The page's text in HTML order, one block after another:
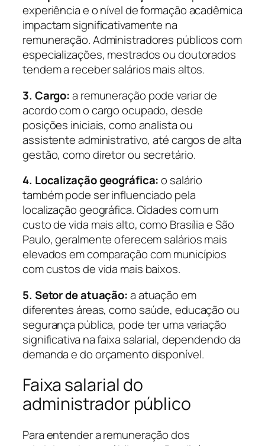
experiência e o nível de formação acadêmica
impactam significativamente na
remuneração. Administradores públicos com
especializações, mestrados ou doutorados
tendem a receber salários mais altos.
3. Cargo:a remuneração pode variar de
acordo com o cargo ocupado, desde
posições iniciais, como analista ou
assistente administrativo, até cargos de alta
gestão, como diretor ou secretário.
4. Localização geográfica:o salário
também pode ser influenciado pela
localização geográfica. Cidades com um
custo de vida mais alto, como Brasília e São
Paulo, geralmente oferecem salários mais
elevados em comparação com municípios
com custos de vida mais baixos.
5. Setor de atuação:a atuação em
diferentes áreas, como saúde, educação ou
segurança pública, pode ter uma variação
significativa na faixa salarial, dependendo da
demanda e do orçamento disponível.
Faixa salarial do
administrador público
Para entender a remuneração dos